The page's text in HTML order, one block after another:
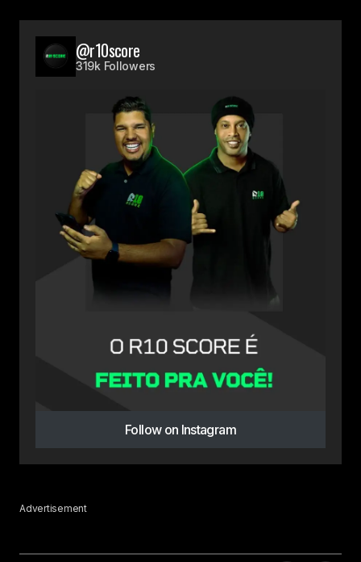
@r10score
319k Followers
Follow on Instagram
Advertisement